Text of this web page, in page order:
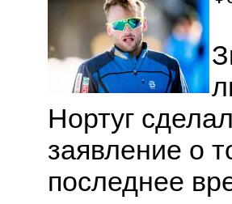
Нортуг
заявление о
последнее